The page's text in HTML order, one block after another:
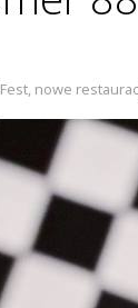
, nowe